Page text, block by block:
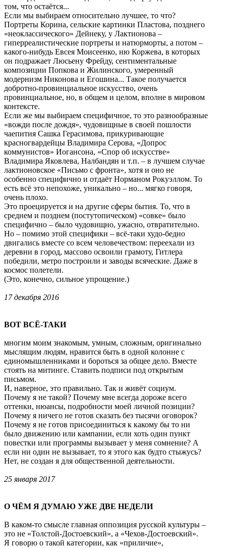
том, что остаётся...
Если мы выбираем относительно лучшее, то что?
Портреты Корина, сельские картинки Пластова, позднего
«неоклассического» Дейнеку, у Лактионова –
гиперреалистические портреты и натюрморты, а потом –
какого-нибудь Евсея Моисеенко, ню Коржева, в которых
он подражает Люсьену Фрейду, сентиментальные
композиции Попкова и Жилинского, умеренный
модернизм Никонова и Егошина... Такое получается
добротно-провинциальное искусство, очень
провинциальное, но, в общем и целом, вполне в мировом
контексте.
Если же мы выбираем специфичное, то это разнообразные
«вожди после дождя», чудовищные в своей пошлости
чаепития Сашка Герасимова, прикуривающие
красногвардейцы Владимира Серова, «Допрос
коммунистов» Иогансона, «Спор об искусстве»
Владимира Яковлева, Налбандян и т.п. – в лучшем случае
лактионовское «Письмо с фронта», хотя и оно не
особенно специфично и отдаёт Норманом Рокуэллом. То
есть всё это непохоже, уникально – но... мягко говоря,
очень плохо.
Это проецируется и на другие сферы бытия. То, что в
среднем и позднем (постутопическом) «совке» было
специфично – было чудовищно, ужасно, отвратительно.
Но – помимо этой специфики – всё-таки худо-бедно
двигались вместе со всем человечеством: переехали из
деревни в город, массово освоили грамоту, Гитлера
победили, метро построили и заводы всяческие. Даже в
космос полетели.
(Это, конечно, сильное упрощение.)
17 декабря 2016
ВОТ ВСЁ-ТАКИ
многим моим знакомым, умным, сложным, оригинально
мыслящим людям, нравится быть в одной колонне с
единомышленниками и бороться за общее дело. Вместе
стоять на митинге. Ставить подписи под открытым
письмом.
И, наверное, это правильно. Так и живёт социум.
Почему я не такой? Почему мне всегда дороже всего
оттенки, нюансы, подробности моей личной позиции?
Почему я ничего не готов сказать без тысячи оговорок?
Почему я не готов присоединиться к какому бы то ни
было движению или кампании, если хоть один пункт
повестки или программы вызывает у меня сомнение? А
если ни один не вызывает, то я этого как будто стыжусь?
Нет, не создан я для общественной деятельности.
25 января 2017
О ЧЁМ Я ДУМАЮ УЖЕ ДВЕ НЕДЕЛИ
В каком-то смысле главная оппозиция русской культуры –
это не «Толстой-Достоевский», а «Чехов-Достоевский».
Я говорю о такой категории, как «приличие»,